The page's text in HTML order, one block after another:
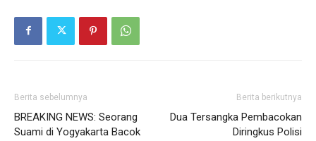
Berita sebelumnya
BREAKING NEWS: Seorang
Suami di Yogyakarta Bacok
Berita berikutnya
Dua Tersangka Pembacokan
Diringkus Polisi